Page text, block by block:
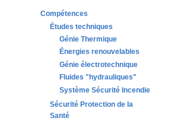
Compétences
Études techniques
Génie Thermique
Énergies renouvelables
Génie électrotechnique
Fluides "hydrauliques"
Système Sécurité Incendie
Sécurité Protection de la
Santé